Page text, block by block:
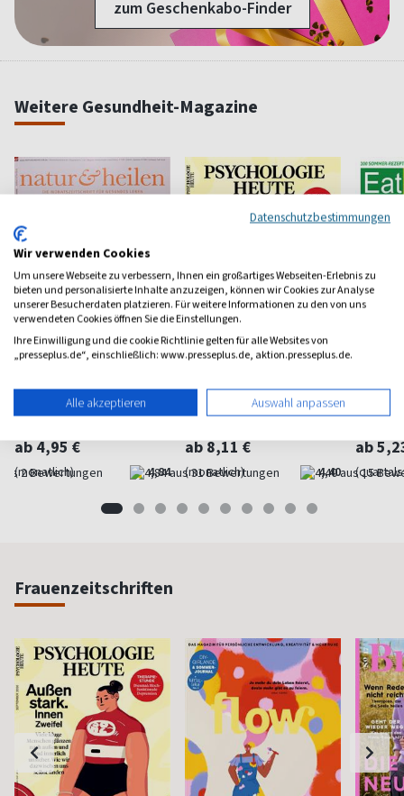
zum Geschenkabo-Finder
Weitere Gesundheit-Magazine
Naturheilkunde
ab 4,95 €
(monatlich) 4,84
Psychologie fürs Leben
ab 8,11 €
(monatlich) 4,40
Küche
ab
Frauenzeitschriften
Datenschutzbestimmungen
Wir verwenden Cookies
Um unsere Webseite zu verbessern, Ihnen ein großartiges Webseiten-Erlebnis zu
bieten und personalisierte Inhalte anzuzeigen, können wir Cookies zur Analyse
unserer Besucherdaten platzieren. Für weitere Informationen zu den von uns
verwendeten Cookies öffnen Sie die Einstellungen.
Ihre Einwilligung und die cookie Richtlinie gelten für alle Websites von
„presseplus.de“, einschließlich: www.presseplus.de, aktion.presseplus.de.
Alle akzeptieren Auswahl anpassen